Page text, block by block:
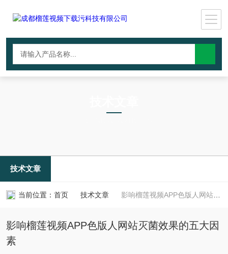
技术文章
当前位置： 首页 技术文章 影响榴莲视频APP色版人网站灭菌效果的五大因素
影响榴莲视频APP色版人网站灭菌效果的五大因
素